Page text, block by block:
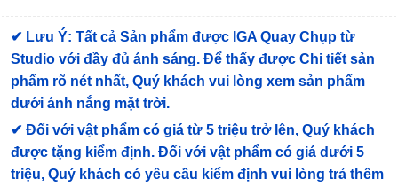
✔ Lưu Ý: Tất cả Sản phẩm được IGA Quay Chụp từ
Studio với đầy đủ ánh sáng. Để thấy được Chi tiết sản
phẩm rõ nét nhất, Quý khách vui lòng xem sản phẩm
dưới ánh nắng mặt trời.
✔ Đối với vật phẩm có giá từ 5 triệu trở lên, Quý khách
được tặng kiểm định. Đối với vật phẩm có giá dưới 5
triệu, Quý khách có yêu cầu kiểm định vui lòng trả thêm